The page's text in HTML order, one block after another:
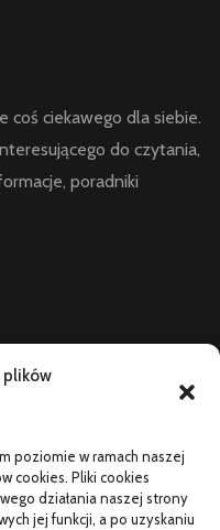
plików
poziomie w ramach naszej
cookies. Pliki cookies
działania naszej strony
jej funkcji, a po uzyskaniu
coś ciekawego dla siebie.
do czytania,
poradniki
obciążeniem:
i wdrożenie
co robić